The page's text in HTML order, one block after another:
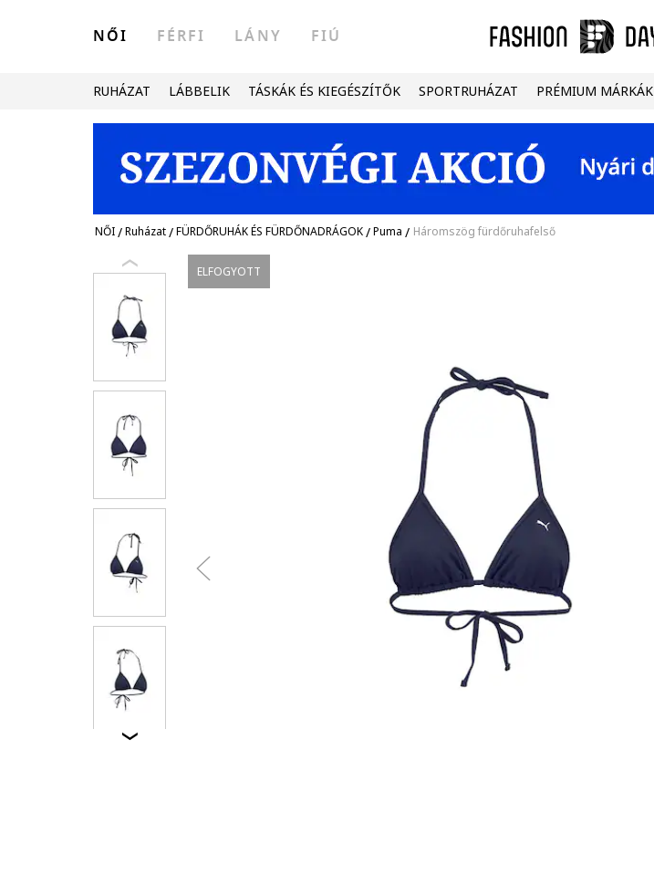
NŐI FÉRFI LÁNY FIÚ
RUHÁZAT LÁBBELIK TÁSKÁK ÉS KIEGÉSZÍTŐK SPORTRUHÁZAT PRÉMIUM MÁRKÁK
NŐI/Ruházat/FÜRDŐRUHÁK ÉS FÜRDŐNADRÁGOK/Puma / Háromszög fürdőruhafelső
ELFOGYOTT